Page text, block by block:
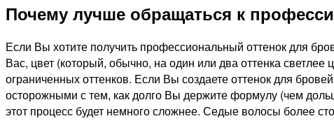
Почему лучше обращаться к
Если Вы хотите получить профессиональный оттенок для
Вас, цвет (который, обычно, на один или два оттенка
ограниченных оттенков. Если Вы создаете оттенок для
осторожными с тем, как долго Вы держите формулу (чем
этот процесс будет немного сложнее. Седые волосы более